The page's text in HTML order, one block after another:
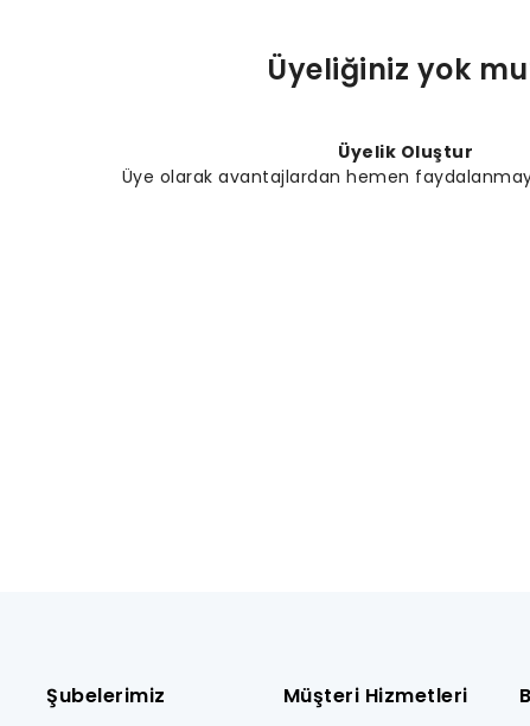
Üyeliğiniz yok
Üyelik Oluştur
Üye olarak avantajlardan hemen
Şubelerimiz Müşteri Hizmetleri